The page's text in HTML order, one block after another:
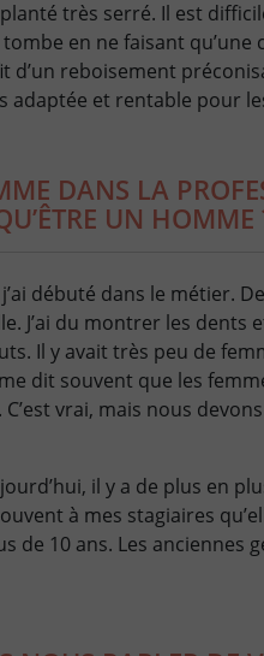
très serré. Il est
en ne faisant qu’une
d’un reboisement
adaptée et rentable pour
DANS LA
UN HOMME
j’ai débuté dans le métier.
J’ai du montrer les
Il y avait très peu de
dit souvent que les
vrai, mais nous
il y a de plus en
à mes stagiaires
de 10 ans. Les